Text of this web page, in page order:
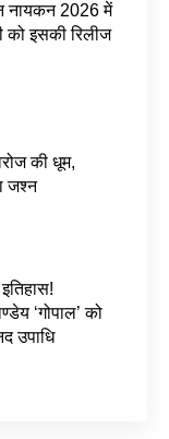
नायकन 2026 में
को इसकी रिलीज
की धूम,
जश्न
‘गोपाल’ को
उपाधि